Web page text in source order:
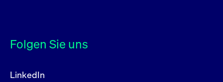
Folgen Sie uns
LinkedIn